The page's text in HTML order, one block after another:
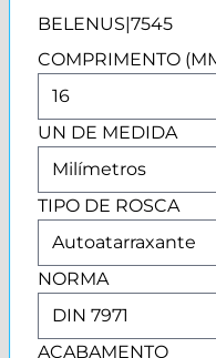
BELENUS|7545
COMPRIMENTO
UN DE MEDIDA
TIPO DE ROSCA
NORMA
ACABAMENTO